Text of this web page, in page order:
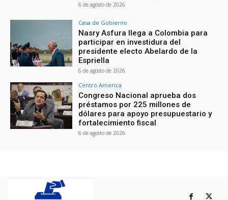
6 de agosto de 2026
Casa de Gobierno
Nasry Asfura llega a Colombia para
participar en investidura del
presidente electo Abelardo de la
Espriella
6 de agosto de 2026
Centro America
Congreso Nacional aprueba dos
préstamos por 225 millones de
dólares para apoyo presupuestario y
fortalecimiento fiscal
6 de agosto de 2026